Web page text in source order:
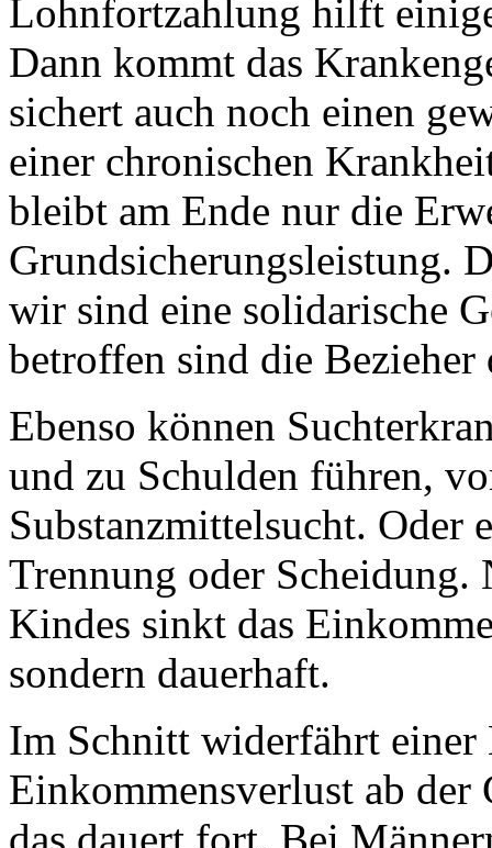
Lohnfortzahlung hilft
Dann kommt das
sichert auch noch einen
einer chronischen
bleibt am Ende nur die
Grundsicherungsleistung.
wir sind eine solidarische
betroffen sind die
Ebenso können
und zu Schulden führen,
Substanzmittelsucht. Oder
Trennung oder Scheidung.
Kindes sinkt das
sondern dauerhaft.
Im Schnitt widerfährt
Einkommensverlust ab der